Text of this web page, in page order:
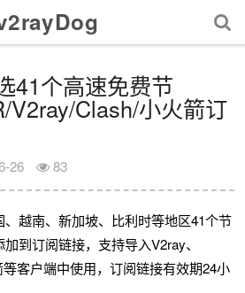
41个高速免费节
V2ray/Clash/小火箭订
26 83
越南、新加坡、比利时等地区41个节
到订阅链接，支持导入V2ray、
客户端中使用，订阅链接有效期24小